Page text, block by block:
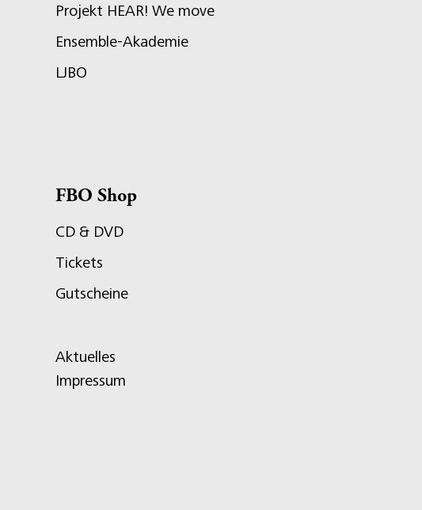
Projekt HEAR! We move
Ensemble-Akademie
LJBO
FBO Shop
CD & DVD
Tickets
Gutscheine
Aktuelles
Impressum